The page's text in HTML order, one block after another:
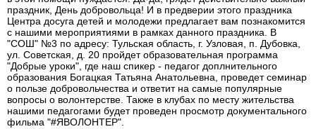
праздник, День добровольца! И в предверии этого праздника
Центра досуга детей и молодежи предлагает вам познакомится
с нашими мероприятиями в рамках данного праздника. В
"СОШ" №3 по адресу: Тульская область, г. Узловая, п. Дубовка,
ул. Советская, д. 20 пройдет образовательная программа
"Добрые уроки", где наш спикер - педагог доплнительного
образования Богацкая Татьяна Анатольевна, проведет семинар
о пользе добровольчества и ответит на самые популярные
вопросы о волонтерстве. Также в клубах по месту жительства
нашими педагогами будет проведен просмотр документального
фильма "#ЯВОЛОНТЕР".